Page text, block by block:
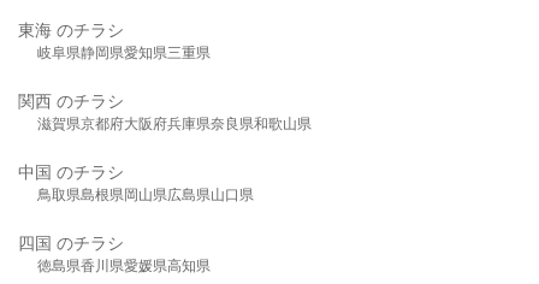
東海 のチラシ
岐阜県静岡県愛知県三重県
関西 のチラシ
滋賀県京都府大阪府兵庫県奈良県和歌山県
中国 のチラシ
鳥取県島根県岡山県広島県山口県
四国 のチラシ
徳島県香川県愛媛県高知県